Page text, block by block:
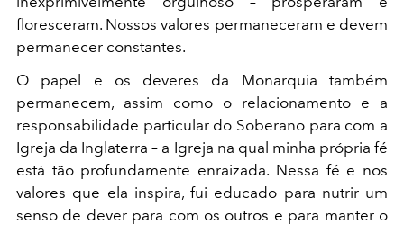
floresceram. Nossos valores permaneceram e devem
permanecer constantes.
O papel e os deveres da Monarquia também
permanecem, assim como o relacionamento e a
responsabilidade particular do Soberano para com a
Igreja da Inglaterra – a Igreja na qual minha própria fé
está tão profundamente enraizada. Nessa fé e nos
valores que ela inspira, fui educado para nutrir um
senso de dever para com os outros e para manter o